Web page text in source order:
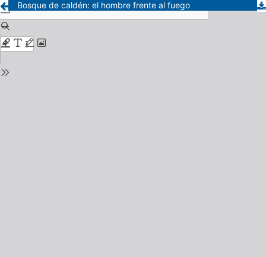
Bosque de caldén: el hombre frente al fuego